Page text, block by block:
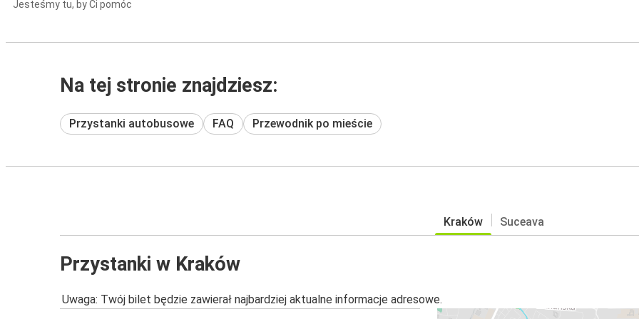
Jesteśmy tu, by Ci pomóc
Na tej stronie znajdziesz:
Przystanki autobusowe FAQ Przewodnik po mieście
Kraków Suceava
Przystanki w Kraków
Uwaga: Twój bilet będzie zawierał najbardziej aktualne informacje adresowe.